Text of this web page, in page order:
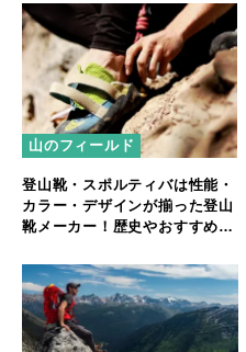
山のフィールド
登山靴・スポルティバは性能・
カラー・デザインが揃った登山
靴メーカー！歴史やおすすめに